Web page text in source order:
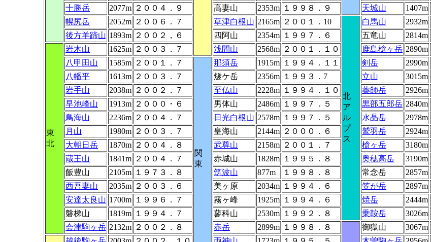
十勝岳
2077m ２００４．９ 高妻山 2353m １９９８．９ 天城山 1407m
幌尻岳
2052m ２００６．７ 草津白根山 2165m ２００１．10
北
ア
ル
プ
ス
白馬山 2932m
後方羊蹄山 1893m ２００２，６ 四阿山 2354m １９９７．６ 五竜山 2814m
東
北
岩木山 1625m ２００３．７ 浅間山 2568m ２００１．１０ 鹿島槍ヶ岳 2890m
八甲田山
1585m ２００１．７
関
東
那須岳 1915m １９９４．１１ 剣岳 2990m
八幡平
1613m ２００３．７ 燧ケ岳 2356m １９９３．7 立山 3015m
岩手山
2038m ２００２．７ 至仏山 2228m １９９４．１０ 薬師岳 2926m
早池峰山
1913m ２０００・６ 男体山 2486m １９９７．５ 黒部五郎岳 2840m
鳥海山
2236m ２００４．７ 日光白根山 2578m １９９７．５ 水晶岳 2978m
月山
1980m ２００３．７ 皇海山 2144m ２０００．６ 鷲羽岳 2924m
大朝日岳
1870m ２００４．８ 武尊山 2158m ２００１．７ 槍ヶ岳 3180m
蔵王山
1841m ２００４．７ 赤城山 1828m １９９５．８ 奥穂高岳 3190m
飯豊山
2105m １９７３．８ 筑波山 877m １９９８．８ 常念岳 2857m
西吾妻山
2035m ２００３．６ 美ヶ原 2034m １９９４．６ 笠が岳 2897m
安達太良山 1700m １９９６．７ 霧ヶ峰 1925m １９９４．６ 焼岳 2444m
磐梯山
1819m １９９４．７ 蓼科山 2530m １９９２．８ 乗鞍岳 3026m
会津駒ヶ岳 2132m ２００２．８ 赤岳 2899m １９９８．８ 御獄山 3067m